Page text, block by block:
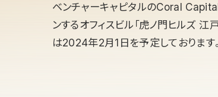
ベンチャーキャピタルのCoral
ンするオフィスビル「虎ノ門ヒルズ
は2024年2月1日を予定しております。